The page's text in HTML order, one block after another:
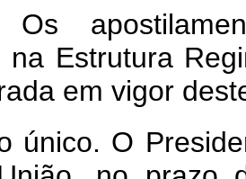
na Estrutura
em vigor
único. O